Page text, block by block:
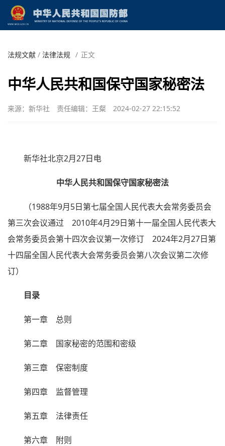
法规文献 / 法律法规 / 正文
中华人民共和国保守国家秘密法
来源：新华社 责任编辑：王粲 2024-02-27 22:15:52
新华社北京2月27日电
中华人民共和国保守国家秘密法
（1988年9月5日第七届全国人民代表大会常务委员会
第三次会议通过 2010年4月29日第十一届全国人民代表大
会常务委员会第十四次会议第一次修订 2024年2月27日第
十四届全国人民代表大会常务委员会第八次会议第二次修
订）
目录
第一章 总则
第二章 国家秘密的范围和密级
第三章 保密制度
第四章 监督管理
第五章 法律责任
第六章 附则